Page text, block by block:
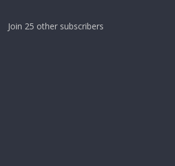
Join 25 other subscribers